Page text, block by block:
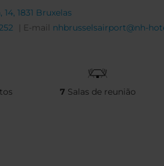
1831 Bruxelas
| E-mail nhbrusselsairport@nh-
7 Salas de reunião